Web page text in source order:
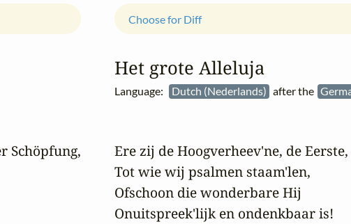
Schöpfung,
Het grote Alleluja
Language: Dutch (Nederlands) after the
Choose for Diff
Ere zij de Hoogverheev'ne, de
Tot wie wij psalmen staam'len,
Ofschoon die wonderbare Hij
Onuitspreek'lijk en ondenkbaar is!